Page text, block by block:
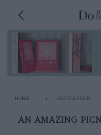
HOME RESTO & FOOD
AN AMAZING